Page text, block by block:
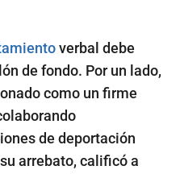
verbal debe
de fondo. Por un lado,
como un firme
de deportación
arrebato, calificó a